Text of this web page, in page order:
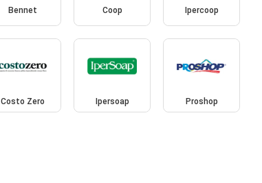
Bennet Coop Ipercoop
Costo Zero Ipersoap Proshop